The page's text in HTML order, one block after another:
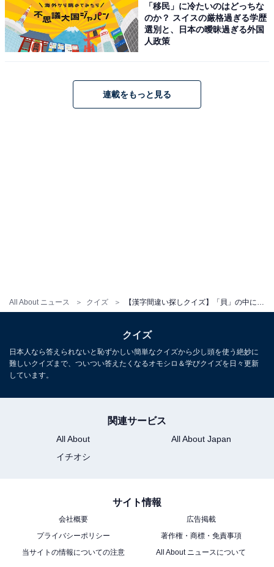
All About ニュース クイズ
「移民」に冷たいのはどっちな
のか？ スイスの厳格過ぎる学歴
選別と、日本の曖昧過ぎる外国
人政策
連載をもっと見る
クイズ
日本人なら答えられないと恥ずかしい簡単なクイズから少し頭を使う絶妙に
難しいクイズまで、ついつい答えたくなるオモシロ＆学びクイズを日々更新
しています。
関連サービス
All About
All About Japan
イチオシ
サイト情報
会社概要
広告掲載
プライバシーポリシー
著作権・商標・免責事項
当サイトの情報についての注意
All About ニュースについて